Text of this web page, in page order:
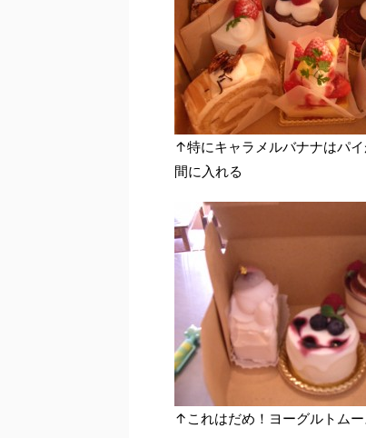
↑特にキャラメルバナナはパ
間に入れる
↑これはだめ！ヨーグルトム